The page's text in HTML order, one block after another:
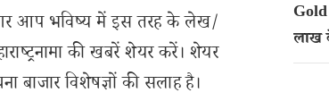
आप भविष्य में इस तरह के लेख/
की खबरें शेयर करें। शेयर
विशेषज्ञों की सलाह है।
लाख
का रेट